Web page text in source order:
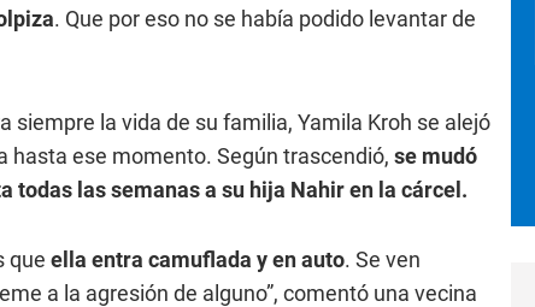
. Que por eso no se había podido levantar de
la vida de su familia, Yamila Kroh se alejó
hasta ese momento. Según trascendió, se mudó
todas las semanas a su hija Nahir en la cárcel.
que ella entra camuflada y en auto. Se ven
a la agresión de alguno”, comentó una vecina